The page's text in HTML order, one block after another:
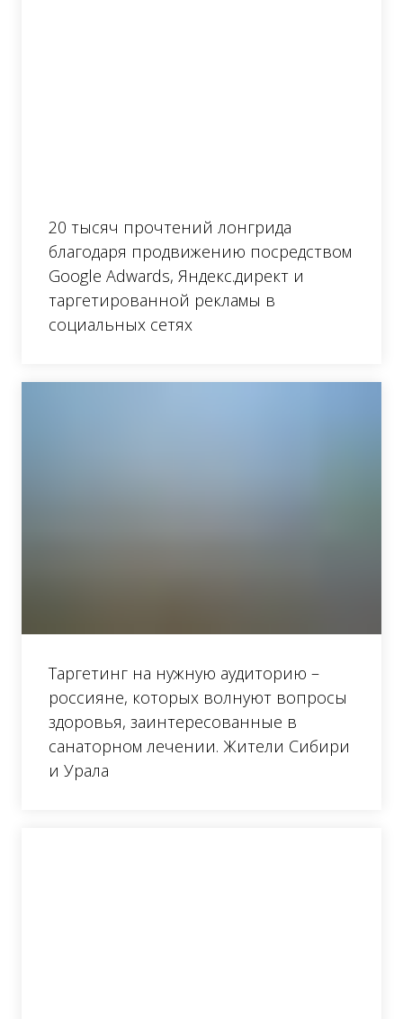
20 тысяч прочтений лонгрида
благодаря продвижению посредством
Google Adwards, Яндекс.директ и
таргетированной рекламы в
социальных сетях
Таргетинг на нужную аудиторию –
россияне, которых волнуют вопросы
здоровья, заинтересованные в
санаторном лечении. Жители Сибири
и Урала